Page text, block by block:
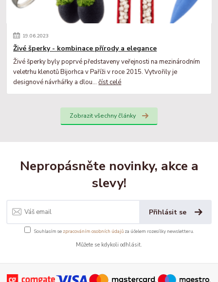
19.06.2023
Živé šperky - kombinace přírody a elegance
Živé šperky byly poprvé představeny veřejnosti na mezinárodním
veletrhu klenotů Bijorhca v Paříži v roce 2015. Vytvořily je
designové návrhářky a dlou...číst celé
Zobrazit všechny články
Nepropásněte novinky, akce a
slevy!
Přihlásit se
Souhlasím se zpracováním osobních údajůza účelem rozesílky newsletteru.
Můžete se kdykoli odhlásit.